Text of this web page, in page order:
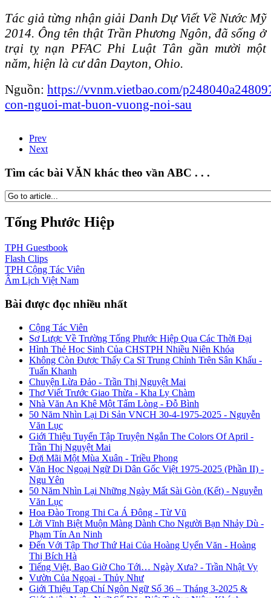
Tác giả từng nhận giải Danh Dự Viết Về Nước Mỹ
2014. Ông tên thật Trần Phương Ngôn, đã sống ở
trại tỵ nạn PFAC Phi Luật Tân gần mười một
năm, hiện là cư dân Dayton, Ohio.
Nguồn: https://vvnm.vietbao.com/
con-nguoi-mat-buon-vuong-noi-sau
Prev
Next
Tìm các bài VĂN khác theo vần ABC . . .
Tống Phước Hiệp
TPH Guestbook
Flash Clips
TPH Cộng Tác Viên
Âm Lịch Việt Nam
Bài được đọc nhiều nhất
Cộng Tác Viên
Sơ Lược Về Trường Tống Phước Hiệp Qua Các Thời Đại
Hình Thẻ Học Sinh Của CHSTPH Nhiều Niên Khóa
Không Còn Được Thấy Ca Sĩ Trung Chỉnh Trên Sân Khấu -
Tuấn Khanh
Chuyện Lừa Đảo - Trần Thị Nguyệt Mai
Thơ Viết Trước Giao Thừa - Kha Ly Chàm
Nhà Văn An Khê Một Tấm Lòng - Đỗ Bình
50 Năm Nhìn Lại Di Sản VNCH 30-4-1975-2025 - Nguyễn
Văn Lục
Giới Thiệu Tuyển Tập Truyện Ngắn The Colors Of April -
Trần Thị Nguyệt Mai
Đợi Mãi Một Mùa Xuân - Triều Phong
Văn Học Ngoại Ngữ Di Dân Gốc Việt 1975-2025 (Phần II) -
Ngu Yên
50 Năm Nhìn Lại Những Ngày Mất Sài Gòn (Kết) - Nguyễn
Văn Lục
Hoa Đào Trong Thi Ca Á Đông - Từ Vũ
Lời Vĩnh Biệt Muộn Màng Dành Cho Người Bạn Nhảy Dù -
Phạm Tín An Ninh
Đến Với Tập Thơ Thứ Hai Của Hoàng Uyển Văn - Hoàng
Thị Bích Hà
Tiếng Việt, Bao Giờ Cho Tới… Ngày Xưa? - Trần Nhật Vy
Vườn Của Ngoại - Thủy Như
Giới Thiệu Tạp Chí Ngôn Ngữ Số 36 – Tháng 3-2025 &